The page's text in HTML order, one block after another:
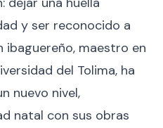
y ser reconocido a
ibaguereño, maestro en
del Tolima, ha
nuevo nivel,
natal con sus obras